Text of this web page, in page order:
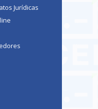
Jurídicas